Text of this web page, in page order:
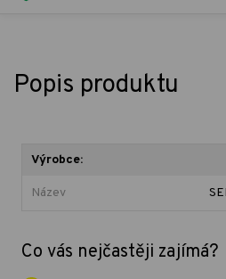
Popis produktu
Výrobce:
Název
Co vás nejčastěji zajímá?